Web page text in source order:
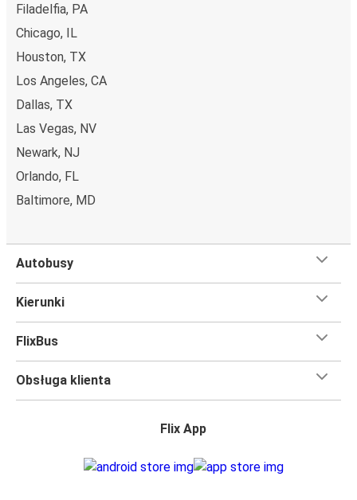
Filadelfia, PA
Chicago, IL
Houston, TX
Los Angeles, CA
Dallas, TX
Las Vegas, NV
Newark, NJ
Orlando, FL
Baltimore, MD
Autobusy
Kierunki
FlixBus
Obsługa klienta
Flix App